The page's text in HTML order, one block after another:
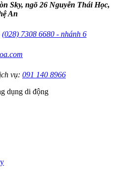
Sky, ngõ 26 Nguyễn Thái Học,
An
(028) 7308 6680 - nhánh 6
vụ: 091 140 8966
dụng di động